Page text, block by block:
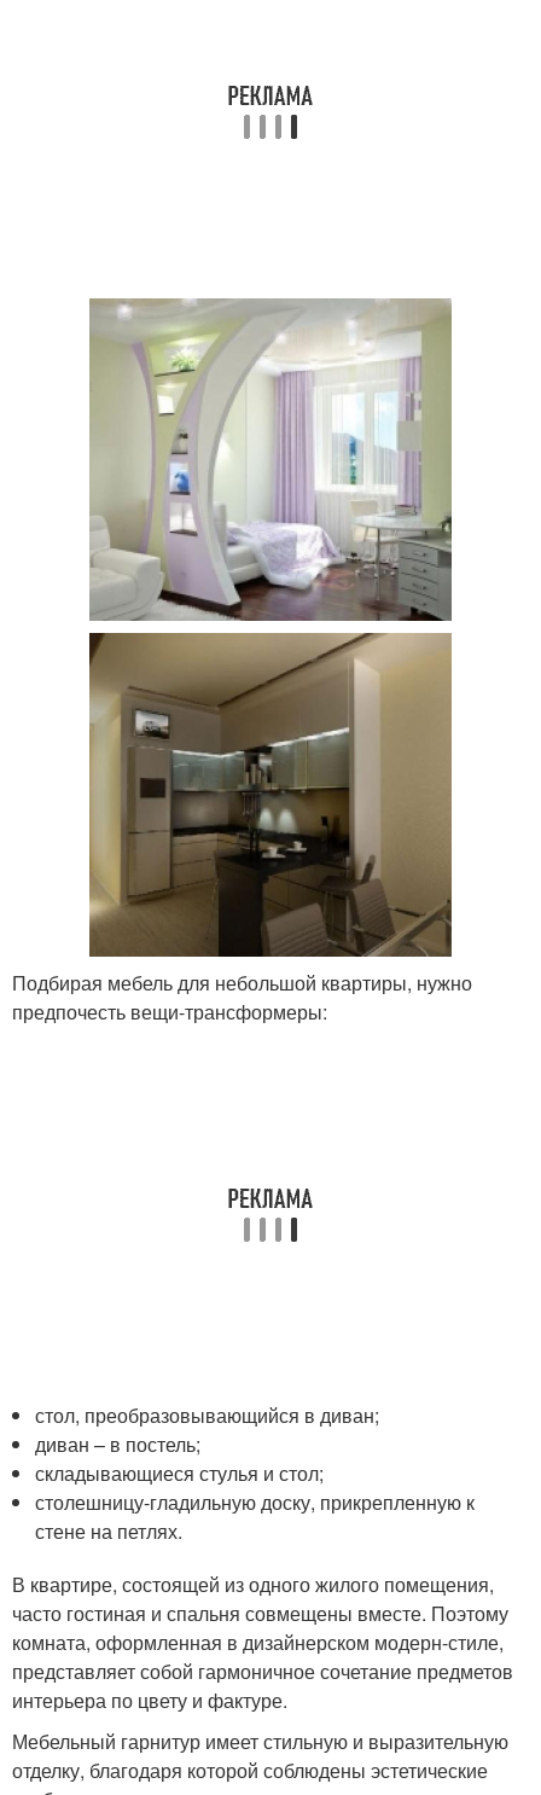
Подбирая мебель для небольшой квартиры, нужно
предпочесть вещи-трансформеры:
стол, преобразовывающийся в диван;
диван – в постель;
складывающиеся стулья и стол;
столешницу-гладильную доску, прикрепленную к
стене на петлях.
В квартире, состоящей из одного жилого помещения,
часто гостиная и спальня совмещены вместе. Поэтому
комната, оформленная в дизайнерском модерн-стиле,
представляет собой гармоничное сочетание предметов
интерьера по цвету и фактуре.
Мебельный гарнитур имеет стильную и выразительную
отделку, благодаря которой соблюдены эстетические